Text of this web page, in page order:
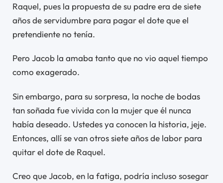
Raquel, pues la propuesta de su padre era de siete
años de servidumbre para pagar el dote que el
pretendiente no tenía.
Pero Jacob la amaba tanto que no vio aquel tiempo
como exagerado.
Sin embargo, para su sorpresa, la noche de bodas
tan soñada fue vivida con la mujer que él nunca
había deseado. Ustedes ya conocen la historia, jeje.
Entonces, allí se van otros siete años de labor para
quitar el dote de Raquel.
Creo que Jacob, en la fatiga, podría incluso sosegar